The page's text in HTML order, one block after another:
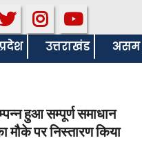
उत्तराखंड असम
हुआ सम्पूर्ण समाधान
पर निस्तारण किया